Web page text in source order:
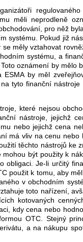
měli neprodleně
pro něž
systému. Pokud již
měly vztahovat
systému, a
oznámení by mělo
by měl
tyto finanční
které nejsou
nástroje, jejichž
nebo jejichž cena
má vliv na cenu
těchto nástrojů ke
být použity k
obligaci. Je-li určitý
použit k tomu, aby
v obchodním
toto nařízení,
kotovaných
kdy cena nebo
OTC. Stejný
a na nákupu
škod"